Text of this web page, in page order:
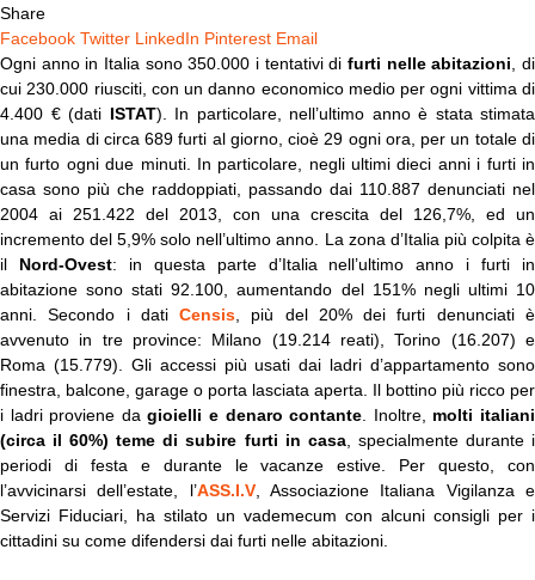
Share
Facebook Twitter LinkedIn Pinterest Email
Ogni anno in Italia sono 350.000 i tentativi di furti nelle abitazioni , di
cui 230.000 riusciti, con un danno economico medio per ogni vittima di
4.400 € (dati ISTAT). In particolare, nell’ultimo anno è stata stimata
una media di circa 689 furti al giorno, cioè 29 ogni ora, per un totale di
un furto ogni due minuti. In particolare, negli ultimi dieci anni i furti in
casa sono più che raddoppiati, passando dai 110.887 denunciati nel
2004 ai 251.422 del 2013, con una crescita del 126,7%, ed un
incremento del 5,9% solo nell’ultimo anno. La zona d’Italia più colpita è
il Nord-Ovest: in questa parte d’Italia nell’ultimo anno i furti in
abitazione sono stati 92.100, aumentando del 151% negli ultimi 10
anni. Secondo i datiCensis , più del 20% dei furti denunciati è
avvenuto in tre province: Milano (19.214 reati), Torino (16.207) e
Roma (15.779). Gli accessi più usati dai ladri d’appartamento sono
finestra, balcone, garage o porta lasciata aperta. Il bottino più ricco per
i ladri proviene dagioielli e denaro contante Inoltre,
molti italiani
(circa il 60%) teme di subire furti in casa, specialmente durante i
periodi di festa e durante le vacanze estive. Per questo, con
l’avvicinarsi dell’estate, l’ASS.I.V, Associazione Italiana Vigilanza e
Servizi Fiduciari, ha stilato un vademecum con alcuni consigli per i
cittadini su come difendersi dai furti nelle abitazioni.